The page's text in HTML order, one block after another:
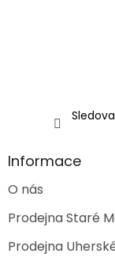
Informace
O nás
Prodejna Staré
Prodejna